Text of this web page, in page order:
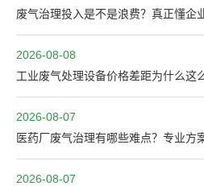
废气治理投入是不是浪费？真正懂企
2026-08-08
工业废气处理设备价格差距为什么这
2026-08-07
医药厂废气治理有哪些难点？专业方
2026-08-07